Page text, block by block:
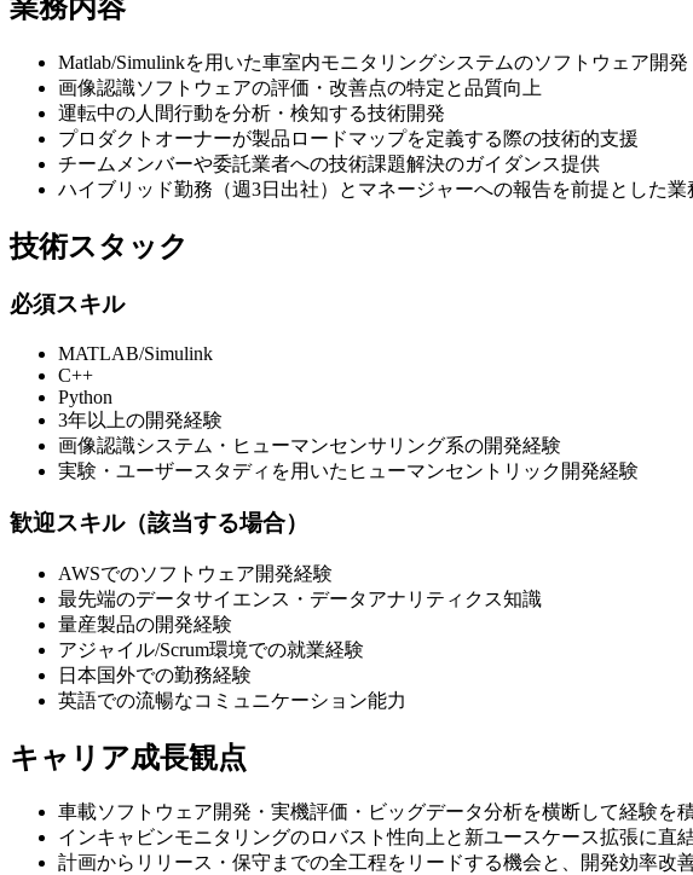
業務内容
Matlab/Simulinkを用いた車室内モニタリングシステムのソフトウェア開発
画像認識ソフトウェアの評価・改善点の特定と品質向上
運転中の人間行動を分析・検知する技術開発
プロダクトオーナーが製品ロードマップを定義する際の技術的支援
チームメンバーや委託業者への技術課題解決のガイダンス提供
ハイブリッド勤務（週3日出社）とマネージャーへの報告を前提とした業
技術スタック
必須スキル
MATLAB/Simulink
C++
Python
3年以上の開発経験
画像認識システム・ヒューマンセンサリング系の開発経験
実験・ユーザースタディを用いたヒューマンセントリック開発経験
歓迎スキル（該当する場合）
AWSでのソフトウェア開発経験
最先端のデータサイエンス・データアナリティクス知識
量産製品の開発経験
アジャイル/Scrum環境での就業経験
日本国外での勤務経験
英語での流暢なコミュニケーション能力
キャリア成長観点
車載ソフトウェア開発・実機評価・ビッグデータ分析を横断して経験を
インキャビンモニタリングのロバスト性向上と新ユースケース拡張に直
計画からリリース・保守までの全工程をリードする機会と、開発効率改